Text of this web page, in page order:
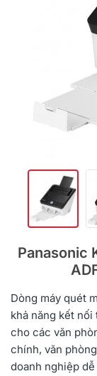
Panasonic
Dòng máy quét
khả năng kết
cho các văn
chính, văn
doanh nghiệp